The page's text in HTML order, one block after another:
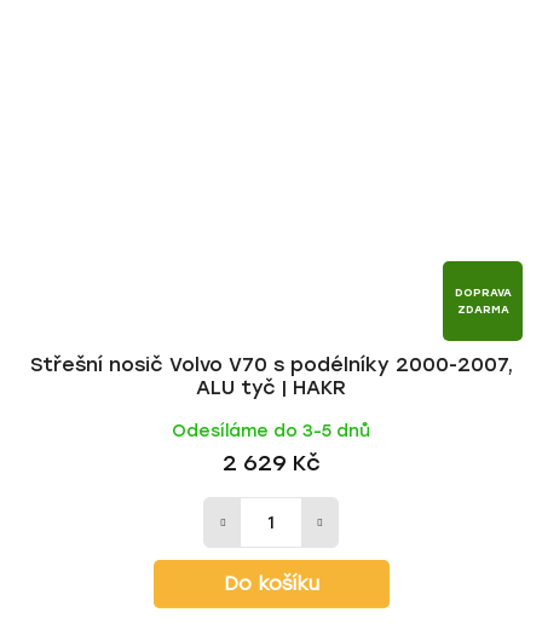
DOPRAVA
ZDARMA
Střešní nosič Volvo V70 s podélníky 2000-2007,
ALU tyč | HAKR
Odesíláme do 3-5 dnů
2 629 Kč
Do košíku